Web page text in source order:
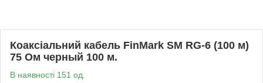
Коаксіальний кабель FinMark SM RG-6 (100 м)
75 Ом черный 100 м.
В наявності 151 од.